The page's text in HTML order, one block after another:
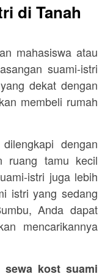
di Tanah
mahasiswa atau
suami-istri
dekat dengan
membeli rumah
dengan
ruang tamu kecil
istri juga lebih
istri yang sedang
Anda dapat
mencarikannya
sewa kost suami